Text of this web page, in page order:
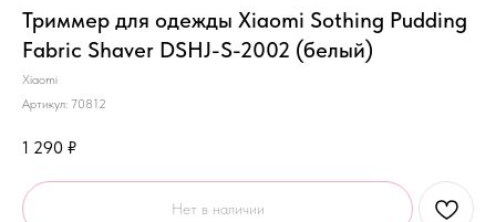
Триммер для одежды Xiaomi Sothing Pudding
Fabric Shaver DSHJ-S-2002 (белый)
Xiaomi
Артикул: 70812
1 290 ₽
Нет в наличии